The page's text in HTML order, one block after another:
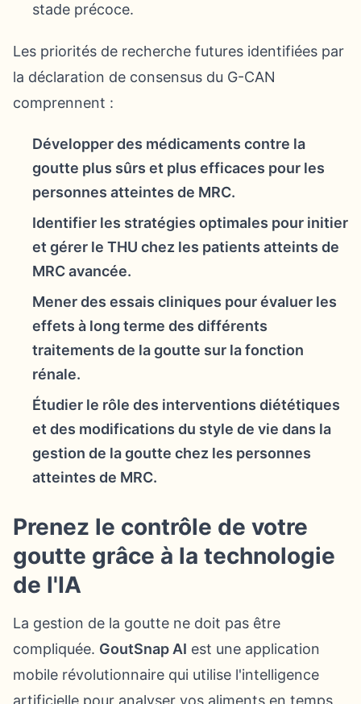
stade précoce.
Les priorités de recherche futures identifiées par
la déclaration de consensus du G-CAN
comprennent :
Développer des médicaments contre la
goutte plus sûrs et plus efficaces pour les
personnes atteintes de MRC.
Identifier les stratégies optimales pour initier
et gérer le THU chez les patients atteints de
MRC avancée.
Mener des essais cliniques pour évaluer les
effets à long terme des différents
traitements de la goutte sur la fonction
rénale.
Étudier le rôle des interventions diététiques
et des modifications du style de vie dans la
gestion de la goutte chez les personnes
atteintes de MRC.
Prenez le contrôle de votre
goutte grâce à la technologie
de l'IA
La gestion de la goutte ne doit pas être
compliquée. GoutSnap AI est une application
mobile révolutionnaire qui utilise l'intelligence
artificielle pour analyser vos aliments en temps